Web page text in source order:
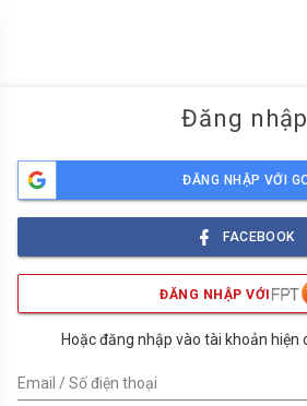
Đăng nhập
ĐĂNG NHẬP VỚI
FACEBOOK
ĐĂNG NHẬP VỚI
Hoặc đăng nhập vào tài khoản hiện
Email / Số điện thoại